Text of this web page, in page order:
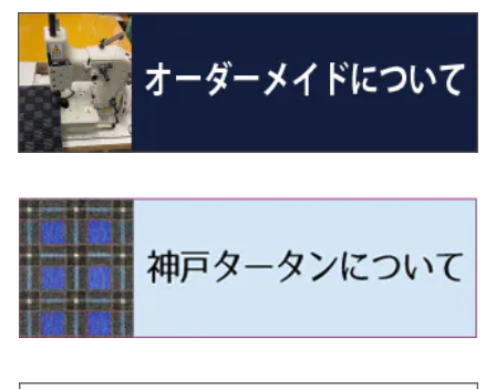
H26/1～R4/1 80系
R4/1～ 90系
エスクァイア
H26/10～R3/12 80系
エスティマ
H18/1～H24/5（前期）
H24/5～R1/10（後期）
エスティマ・ハイブリッド
H18/6～H24/5（前期）
H24/5～R1/10（後期）
オーリス
H24/8～H30/3 180系
カムリ
H29/12～R4/7 20系7人乗
R4/11～ 10系
H30/11～
H13/1～R4/8 F50・Y51
シルビア
H3/1～H11/1 S13・S14
H11/1～H14/11 S15
シルフィ
H24/12～R3/10 TB17
ジューク
H22/6～R2/6 F15
スカイライン
H13/6～H18/11 V35
スカイライン・クロスオーバー
H21/9～R2/4 S300系
トレジア
H22/11～H28/3 120系
フォレスター
H14/2～ SG/SH/SJ/SK系
プレオ
H22/4～H30/3 L275/285
プレオプラス
H24/12～H29/5 LA300/310
レヴォーグ
H24/11～H27/1 HB35S
スクラム
H17/9～ DG64/DG17
スクラムトラック
H25/9～ DG16T
デミオ
H19/7～R1/7 DE/DJ系
ビアンテ
H20/7～30/3 CC系
ファミリア バン
H16/12～ S300/S700系
ハイゼット・トラック
H11/1～ S200/S500系
ブーン
H28/4～R5/12 M700系
ミラ
H18/12～ L275/285
ミラ・イース
H23/9～ LA300系
ミラ・ココア
H3/6～ JA/JB系
ジムニーノマド
R7/4～ JC74W
ジムニーワイド/ジムニーシエラ
H10/1～H14/1 JB33/43W
H14/1～ JB43/74W
スイフト/スイフトスポーツ
H22/9～ スイフト
H23/12～
スペーシア/スペーシアカスタム/スペーシアギア
H25/3～R5/11
スペーシアベース
H30/3～ GK/GL系
タウンボックス
H26/2～ DS17/64W
ディグニティ
H24/7～H29/1 BHGY51
デリカＤ：２
H23/3～ MB系
デリカＤ：３
H23/10～H31/4 BM20 7人乗
デリカＤ：５
H30/7～ JJ1・JJ2
N-VAN e:
R6/10~ JJ3
N‐WGN/N‐WGNカスタム
H25/11～ JH1・JH2・JH3・JH4
S660
H27/4～R3/12 JW5
WR-V
R6/3～ DG5
ZR-V
H15/9～H30/4 7L/7P系
パサート
H23/5～H27/7 3CCAX
H27/7～ 3CC/3CD系
ザ・ビートル
H24/4～R3/4 16C系
ポロ
H21/10～H30/3 6RC系
H30/3～ AW系
H28/7～
ＧＬＡクラス
H26/5～R2/6
ＧＬＥクラス
R1/6～
Ｓクラス
H25/10～R3/10
Ｖクラス
H27/4～